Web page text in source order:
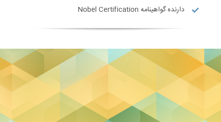
دارنده گواهینامه Nobel Certification